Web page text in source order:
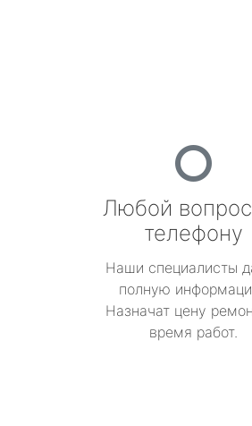
Любой
телефону
Наши специалисты
полную
Назначат цену
время работ.